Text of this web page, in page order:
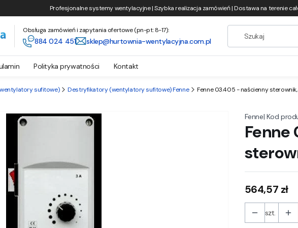
Profesjonalne systemy wentylacyjne | Szybka realizacja zamówień | Dostawa na terenie
Obsługa zamówień i zapytania ofertowe (pn-pt: 8-17):
884 024 451 sklep@hurtownia-wentylacyjna.com.pl
Polityka prywatności Kontakt
sufitowe) Destryfikatory (wentylatory sufitowe) Fenne Fenne 03.405 - naścienny sterownik,
Fenne| Kod
Cena
564,57 zł
szt.